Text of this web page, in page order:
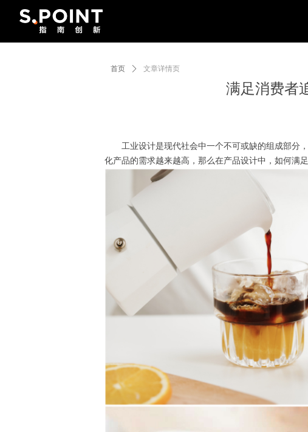
满足消费者
工业设计是现代社会中一个不可或缺的组成部分，
化产品的需求越来越高，那么在产品设计中，如何满
首页 ꄲ 文章详情页